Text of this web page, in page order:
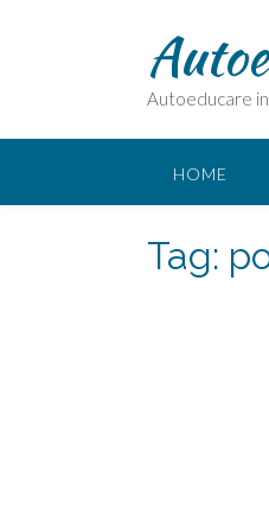
Autoeducare in
HOME
Tag: